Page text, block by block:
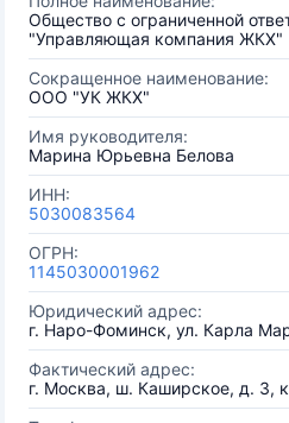
Общество с ограниченной
"Управляющая компания ЖКХ"
Сокращенное наименование:
ООО "УК ЖКХ"
Имя руководителя:
Марина Юрьевна Белова
ИНН:
5030083564
ОГРН:
1145030001962
Юридический адрес:
г. Наро-Фоминск, ул. Карла
Фактический адрес:
г. Москва, ш. Каширское, д. 3,